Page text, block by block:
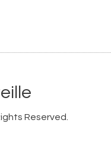
Reserved.